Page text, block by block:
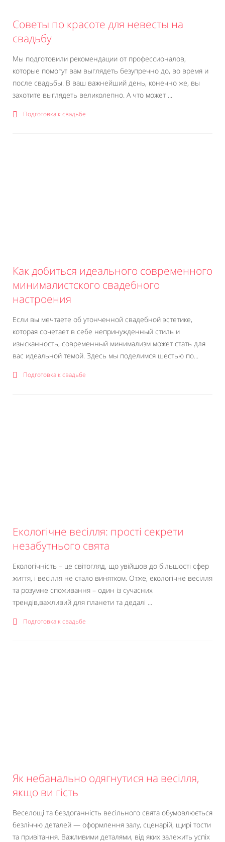
Советы по красоте для невесты на
свадьбу
Мы подготовили рекомендации от профессионалов,
которые помогут вам выглядеть безупречно до, во время и
после свадьбы. В ваш важнейший день, конечно же, вы
захотите выглядеть великолепно. А что может ...
Подготовка к свадьбе
Как добиться идеального современного
минималистского свадебного
настроения
Если вы мечтаете об утонченной свадебной эстетике,
которая сочетает в себе непринужденный стиль и
изысканность, современный минимализм может стать для
вас идеальной темой. Здесь мы поделимся шестью по...
Подготовка к свадьбе
Екологічне весілля: прості секрети
незабутнього свята
Екологічність – це світогляд, що увійшов до більшості сфер
життя, і весілля не стало винятком. Отже, екологічне весілля
та розумне споживання – один із сучасних
трендів,важливий для планети та дедалі ...
Подготовка к свадьбе
Як небанально одягнутися на весілля,
якщо ви гість
Веселощі та бездоганність весільного свята обумовлюється
безліччю деталей — оформлення залу, сценарій, щирі тости
та привітання. Важливими деталями, від яких залежить успіх